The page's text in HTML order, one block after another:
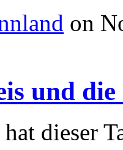
on
und
dieser